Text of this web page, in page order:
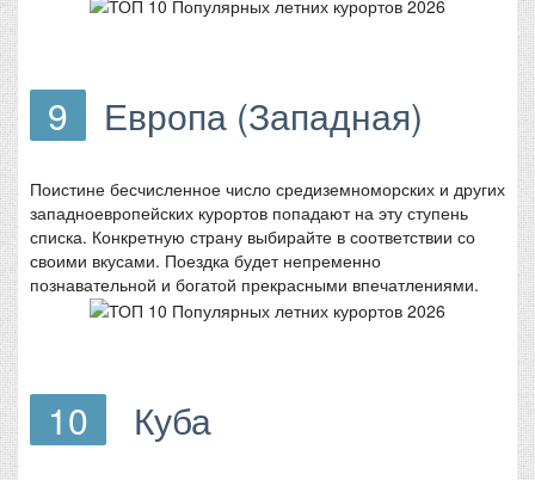
9 Европа (Западная)
Поистине бесчисленное число средиземноморских и других
западноевропейских курортов попадают на эту ступень
списка. Конкретную страну выбирайте в соответствии со
своими вкусами. Поездка будет непременно
познавательной и богатой прекрасными впечатлениями.
10 Куба